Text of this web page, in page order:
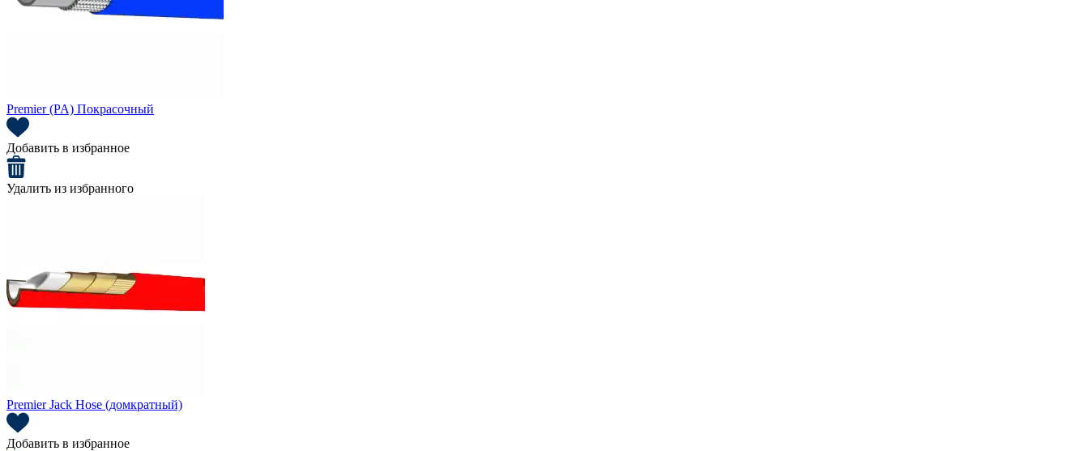
Premier (PA) Покрасочный
Добавить в избранное
Удалить из избранного
Premier Jack Hose (домкратный)
Добавить в избранное